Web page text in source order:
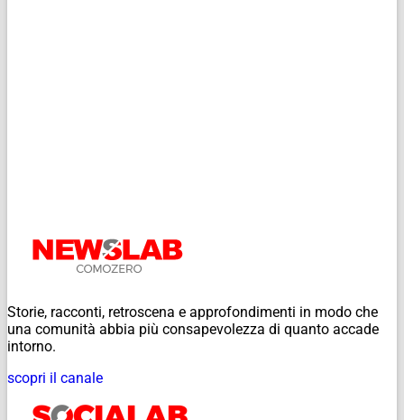
Storie, racconti, retroscena e approfondimenti in modo che
una comunità abbia più consapevolezza di quanto accade
intorno.
scopri il canale